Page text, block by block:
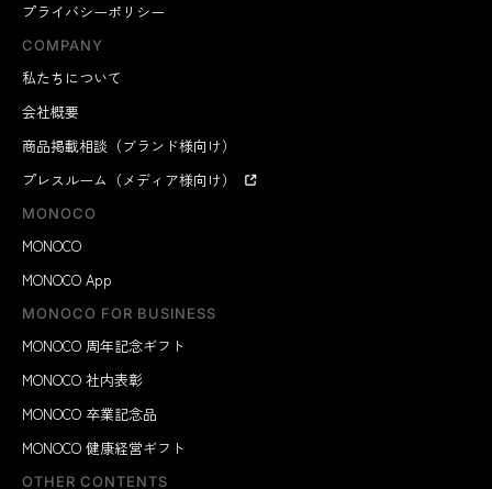
プライバシーポリシー
COMPANY
私たちについて
会社概要
商品掲載相談（ブランド様向け）
プレスルーム（メディア様向け）
MONOCO
MONOCO
MONOCO App
MONOCO FOR BUSINESS
MONOCO 周年記念ギフト
MONOCO 社内表彰
MONOCO 卒業記念品
MONOCO 健康経営ギフト
OTHER CONTENTS